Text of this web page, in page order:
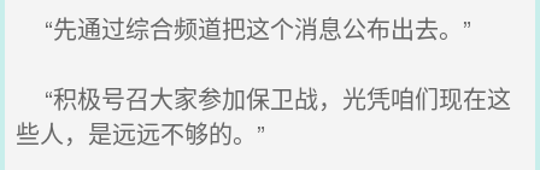
“先通过综合频道把这个消息公布出去。”
“积极号召大家参加保卫战，光凭咱们现在这
些人，是远远不够的。”